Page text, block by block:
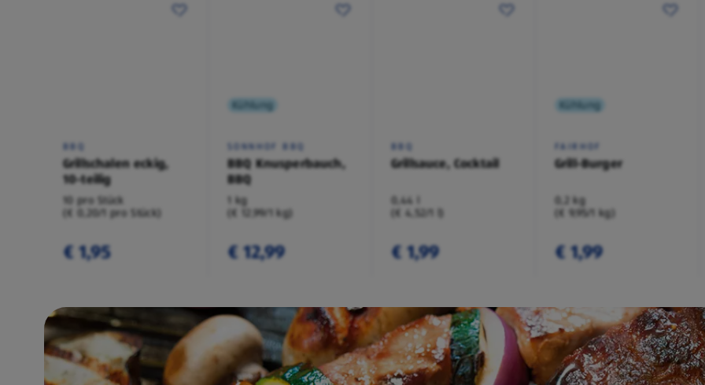
BBQ
Grillschalen eckig,
10-teilig
10 pro Stück
(€ 0,20/1 pro Stück)
€ 1,95
Kühlung
SONNHOF BBQ
BBQ Knusperbauch,
BBQ
1 kg
(€ 12,99/1 kg)
€ 12,99
BBQ
Grillsauce, Cocktail
0,44 l
(€ 4,52/1 l)
€ 1,99
Kühlung
FAIRHOF
Grill-Burger
0,2 kg
(€ 9,95/1 kg)
€ 1,99